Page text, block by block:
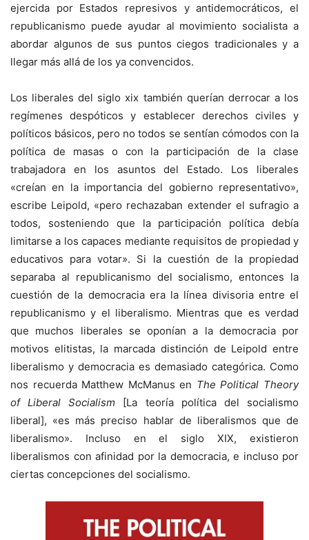
ejercida por Estados represivos y antidemocráticos, el
republicanismo puede ayudar al movimiento socialista a
abordar algunos de sus puntos ciegos tradicionales y a
llegar más allá de los ya convencidos.
Los liberales del siglo xix también querían derrocar a los
regímenes despóticos y establecer derechos civiles y
políticos básicos, pero no todos se sentían cómodos con la
política de masas o con la participación de la clase
trabajadora en los asuntos del Estado. Los liberales
«creían en la importancia del gobierno representativo»,
escribe Leipold, «pero rechazaban extender el sufragio a
todos, sosteniendo que la participación política debía
limitarse a los capaces mediante requisitos de propiedad y
educativos para votar». Si la cuestión de la propiedad
separaba al republicanismo del socialismo, entonces la
cuestión de la democracia era la línea divisoria entre el
republicanismo y el liberalismo. Mientras que es verdad
que muchos liberales se oponían a la democracia por
motivos elitistas, la marcada distinción de Leipold entre
liberalismo y democracia es demasiado categórica. Como
nos recuerda Matthew McManus en The Political Theory
of Liberal Socialism [La teoría política del socialismo
liberal], «es más preciso hablar de liberalismos que de
liberalismo». Incluso en el siglo XIX, existieron
liberalismos con afinidad por la democracia, e incluso por
ciertas concepciones del socialismo.